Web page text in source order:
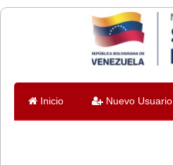
Inicio Nuevo Usuario